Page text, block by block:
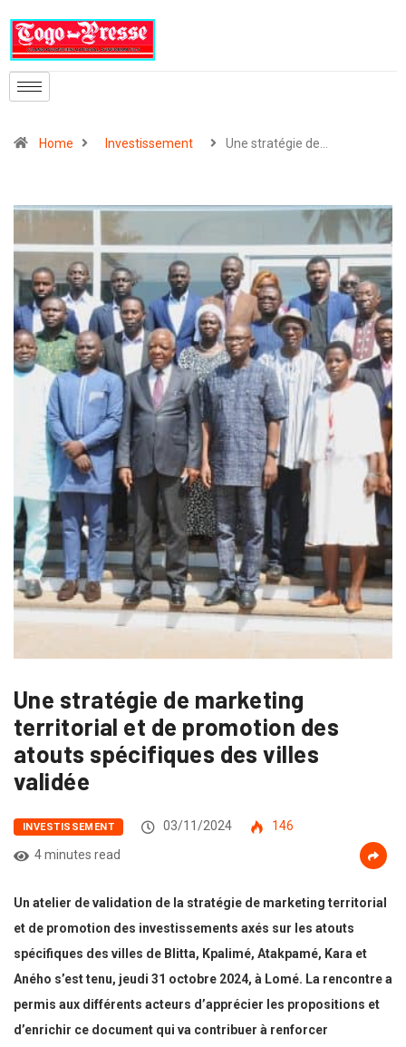
Home Investissement Une stratégie de…
Une stratégie de marketing
territorial et de promotion des
atouts spécifiques des villes
validée
INVESTISSEMENT 03/11/2024
146
4 minutes read
Un atelier de validation de la stratégie de marketing territorial
et de promotion des investissements axés sur les atouts
spécifiques des villes de Blitta, Kpalimé, Atakpamé, Kara et
Aného s’est tenu, jeudi 31 octobre 2024, à Lomé. La rencontre a
permis aux différents acteurs d’apprécier les propositions et
d’enrichir ce document qui va contribuer à renforcer